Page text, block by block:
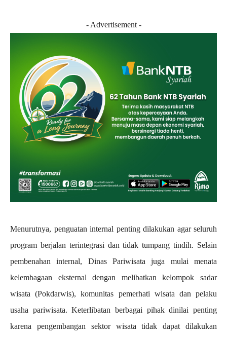
- Advertisement -
Menurutnya, penguatan internal penting dilakukan agar seluruh
program berjalan terintegrasi dan tidak tumpang tindih. Selain
pembenahan internal, Dinas Pariwisata juga mulai menata
kelembagaan eksternal dengan melibatkan kelompok sadar
wisata (Pokdarwis), komunitas pemerhati wisata dan pelaku
usaha pariwisata. Keterlibatan berbagai pihak dinilai penting
karena pengembangan sektor wisata tidak dapat dilakukan